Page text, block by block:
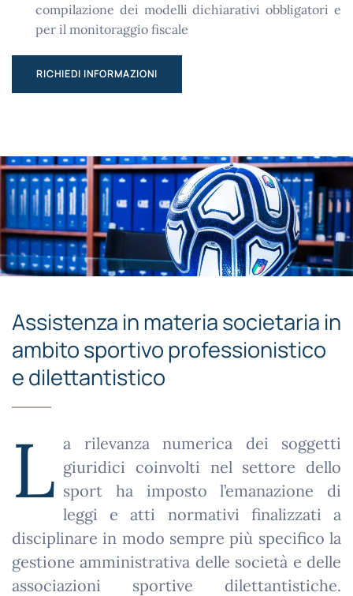
compilazione dei modelli dichiarativi obbligatori e
per il monitoraggio fiscale
RICHIEDI INFORMAZIONI
Assistenza in materia societaria in
ambito sportivo professionistico
e dilettantistico
L a rilevanza numerica dei soggetti
giuridici coinvolti nel settore dello
sport ha imposto l’emanazione di
leggi e atti normativi finalizzati a
disciplinare in modo sempre più specifico la
gestione amministrativa delle società e delle
associazioni sportive dilettantistiche.